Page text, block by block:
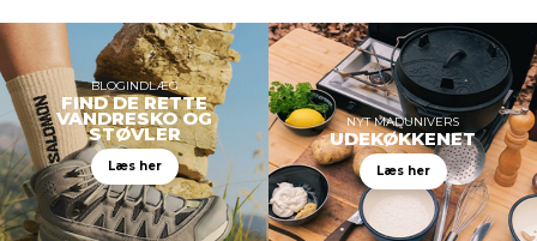
BLOGINDLÆG
FIND DE RETTE
VANDRESKO OG
STØVLER
Læs her
NYT MADUNIVERS
UDEKØKKENET
Læs her